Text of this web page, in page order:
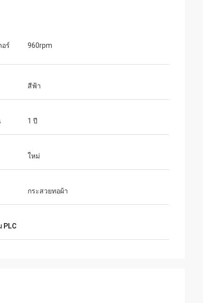
อร์ 960rpm
สีฟ้า
1 ปี
ใหม่
กระสวยทอผ้า
PLC